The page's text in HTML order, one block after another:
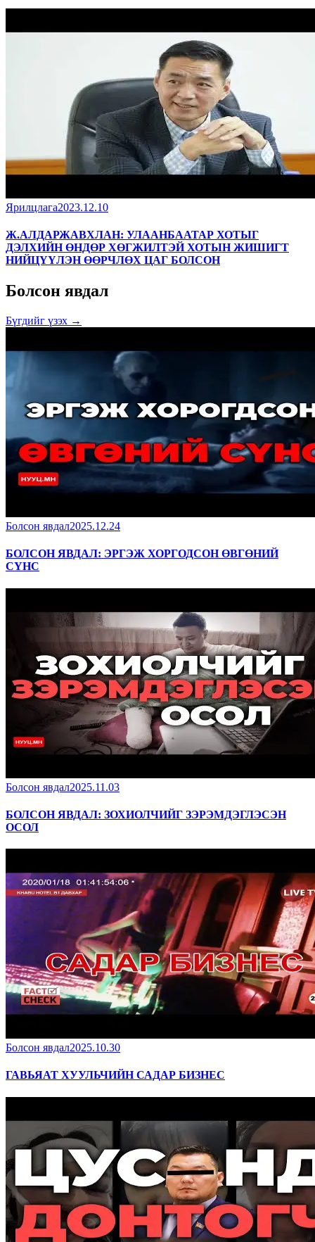
Ярилцлага2023.12.10
Ж.АЛДАРЖАВХЛАН: УЛААНБААТАР ХОТЫГ
ДЭЛХИЙН ӨНДӨР ХӨГЖИЛТЭЙ ХОТЫН ЖИШИГТ
НИЙЦҮҮЛЭН ӨӨРЧЛӨХ ЦАГ БОЛСОН
Болсон явдал
Бүгдийг үзэх →
Болсон явдал2025.12.24
БОЛСОН ЯВДАЛ: ЭРГЭЖ ХОРГОДСОН ӨВГӨНИЙ
СҮНС
Болсон явдал2025.11.03
БОЛСОН ЯВДАЛ: ЗОХИОЛЧИЙГ ЗЭРЭМДЭГЛЭСЭН
ОСОЛ
Болсон явдал2025.10.30
ГАВЬЯАТ ХУУЛЬЧИЙН САДАР БИЗНЕС